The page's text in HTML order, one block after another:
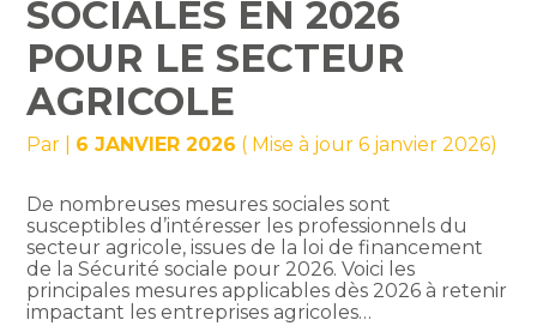
SOCIALES EN 2026
POUR LE SECTEUR
AGRICOLE
Par 6 JANVIER 2026 ( Mise à jour 6 janvier 2026)
De nombreuses mesures sociales sont
susceptibles d’intéresser les professionnels du
secteur agricole, issues de la loi de financement
de la Sécurité sociale pour 2026. Voici les
principales mesures applicables dès 2026 à retenir
impactant les entreprises agricoles…